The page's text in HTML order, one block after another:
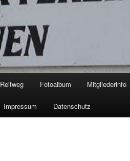
Reitweg Fotoalbum Mitgliederinfo
Impressum Datenschutz